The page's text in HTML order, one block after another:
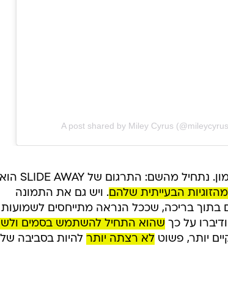
A post shared by Miley Cyrus
אז מה אפשר ללמוד מהשיר האחרון? ובכך, המון. נתחיל מהשם: התרגום של SLIDE AWAY הוא
הבעייתית שלהם. ויש גם את התמונה
בתוך בריכה, שככל הנראה מתייחסים לשמועות
על כך שהוא התחיל להשתמש בסמים
יותר, פשוט לא רצתה יותר להיות בסביבה